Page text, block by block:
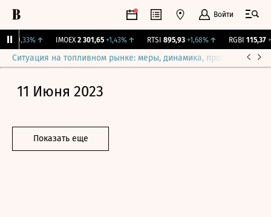
Войти
+0,33%↑ IMOEX 2 301,65 +1,43%↑ RTSI 895,93 +1,68%↑ RGBI 115,37
Ситуация на топливном рынке: меры, динамика, прогнозы
11 Июня 2023
Показать еще